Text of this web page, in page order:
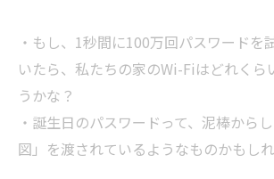
・もし、1秒間に100万回パスワードを
いたら、私たちの家のWi-Fiはどれくら
うかな？
・誕生日のパスワードって、泥棒から
図」を渡されているようなものかもしれ